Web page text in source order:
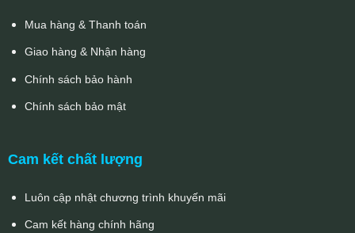
Mua hàng & Thanh toán
Giao hàng & Nhận hàng
Chính sách bảo hành
Chính sách bảo mật
Cam kết chất lượng
Luôn cập nhật chương trình khuyến mãi
Cam kết hàng chính hãng